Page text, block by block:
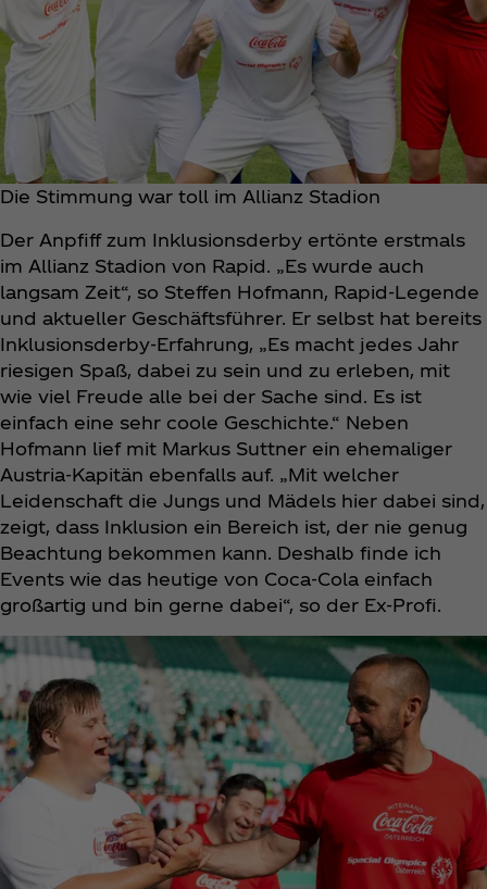
Die Stimmung war toll im Allianz Stadion
Der Anpfiff zum Inklusionsderby ertönte erstmals
im Allianz Stadion von Rapid. „Es wurde auch
langsam Zeit“, so Steffen Hofmann, Rapid-Legende
und aktueller Geschäftsführer. Er selbst hat bereits
Inklusionsderby-Erfahrung, „Es macht jedes Jahr
riesigen Spaß, dabei zu sein und zu erleben, mit
wie viel Freude alle bei der Sache sind. Es ist
einfach eine sehr coole Geschichte.“ Neben
Hofmann lief mit Markus Suttner ein ehemaliger
Austria-Kapitän ebenfalls auf. „Mit welcher
Leidenschaft die Jungs und Mädels hier dabei sind,
zeigt, dass Inklusion ein Bereich ist, der nie genug
Beachtung bekommen kann. Deshalb finde ich
Events wie das heutige von Coca‑Cola einfach
großartig und bin gerne dabei“, so der Ex-Profi.